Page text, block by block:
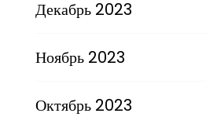
Декабрь 2023
Ноябрь 2023
Октябрь 2023